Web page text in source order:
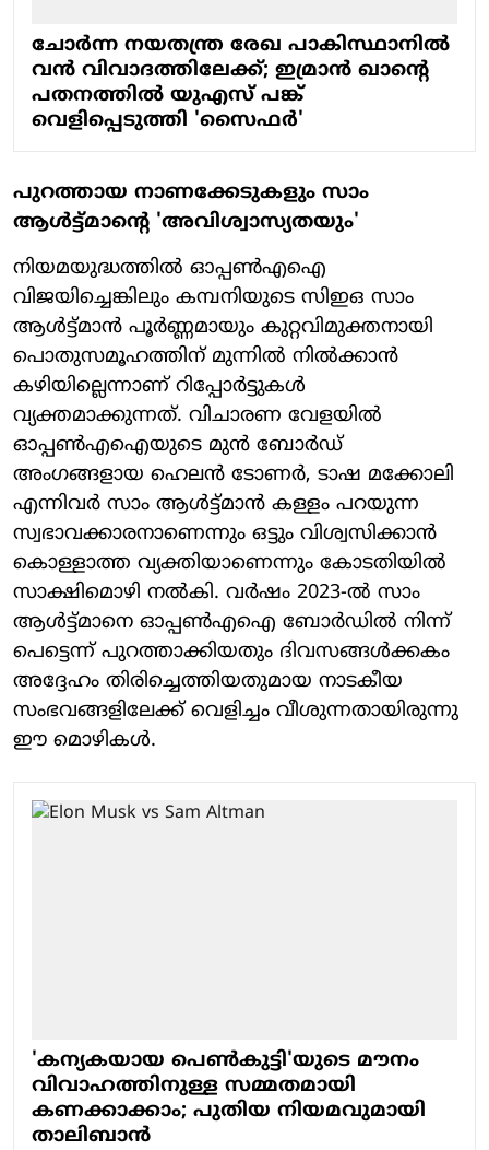
ചോർന്ന നയതന്ത്ര രേഖ പാകിസ്ഥാനിൽ
വൻ വിവാദത്തിലേക്ക്; ഇമ്രാൻ ഖാന്റെ
പതനത്തിൽ യുഎസ് പങ്ക്
വെളിപ്പെടുത്തി 'സൈഫർ'
പുറത്തായ നാണക്കേടുകളും സാം
ആൾട്ട്മാന്റെ 'അവിശ്വാസ്യതയും'
നിയമയുദ്ധത്തിൽ ഓപ്പൺഎഐ
വിജയിച്ചെങ്കിലും കമ്പനിയുടെ സിഇഒ സാം
ആൾട്ട്മാൻ പൂർണ്ണമായും കുറ്റവിമുക്തനായി
പൊതുസമൂഹത്തിന് മുന്നിൽ നിൽക്കാൻ
കഴിയില്ലെന്നാണ് റിപ്പോർട്ടുകൾ
വ്യക്തമാക്കുന്നത്. വിചാരണ വേളയിൽ
ഓപ്പൺഎഐയുടെ മുൻ ബോർഡ്
അംഗങ്ങളായ ഹെലൻ ടോണർ, ടാഷ മക്കോലി
എന്നിവർ സാം ആൾട്ട്മാൻ കള്ളം പറയുന്ന
സ്വഭാവക്കാരനാണെന്നും ഒട്ടും വിശ്വസിക്കാൻ
കൊള്ളാത്ത വ്യക്തിയാണെന്നും കോടതിയിൽ
സാക്ഷിമൊഴി നൽകി. വർഷം 2023-ൽ സാം
ആൾട്ട്മാനെ ഓപ്പൺഎഐ ബോർഡിൽ നിന്ന്
പെട്ടെന്ന് പുറത്താക്കിയതും ദിവസങ്ങൾക്കകം
അദ്ദേഹം തിരിച്ചെത്തിയതുമായ നാടകീയ
സംഭവങ്ങളിലേക്ക് വെളിച്ചം വീശുന്നതായിരുന്നു
ഈ മൊഴികൾ.
'കന്യകയായ പെണ്‍കുട്ടി'യുടെ മൗനം
വിവാഹത്തിനുള്ള സമ്മതമായി
കണക്കാക്കാം; പുതിയ നിയമവുമായി
താലിബാന്‍